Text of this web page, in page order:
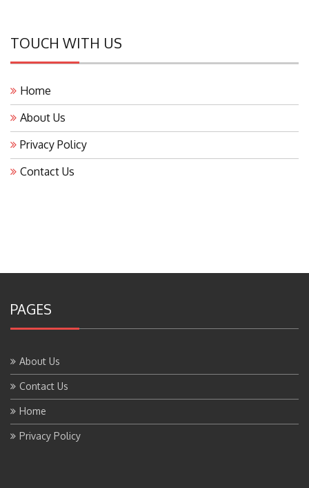
TOUCH WITH US
Home
About Us
Privacy Policy
Contact Us
PAGES
About Us
Contact Us
Home
Privacy Policy